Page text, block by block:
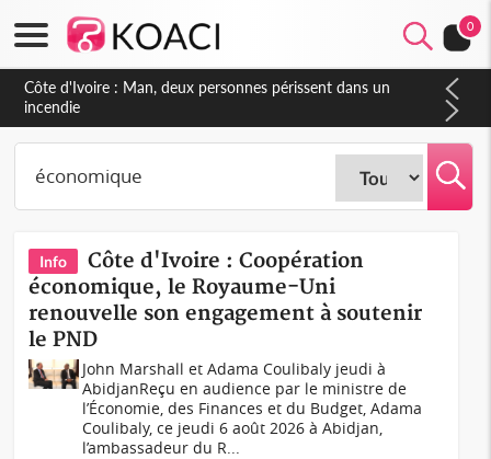
0
Côte d'Ivoire : Séileu, la célébration de la fête nationale
transformée en vaste campagne contre les produits
dépigmentants dangereux
Info
Côte d'Ivoire : Coopération
économique, le Royaume-Uni
renouvelle son engagement à soutenir
le PND
John Marshall et Adama Coulibaly jeudi à
AbidjanReçu en audience par le ministre de
l’Économie, des Finances et du Budget, Adama
Coulibaly, ce jeudi 6 août 2026 à Abidjan,
l’ambassadeur du R...